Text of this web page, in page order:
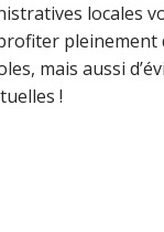
locales
pleinement
mais aussi
!